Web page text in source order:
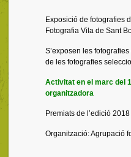
Exposició de fotografies
Fotografia Vila de Sant
S’exposen les
de les fotografies
Activitat en el marc del
organitzadora
Premiats de l’edició
Organització: Agrupació